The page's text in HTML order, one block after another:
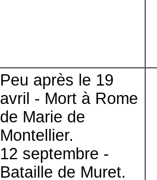
Peu après le 19
avril - Mort à Rome
de Marie de
Montellier.
12 septembre -
Bataille de Muret.